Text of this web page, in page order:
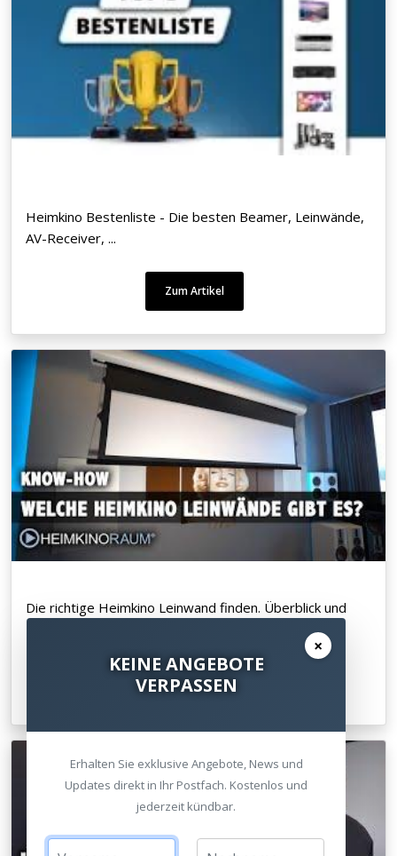
Heimkino Bestenliste - Die besten Beamer, Leinwände,
AV-Receiver, ...
Zum Artikel
Die richtige Heimkino Leinwand finden. Überblick und
Zum Artikel
×
KEINE ANGEBOTE
VERPASSEN
Erhalten Sie exklusive Angebote, News und
Updates direkt in Ihr Postfach. Kostenlos und
jederzeit kündbar.